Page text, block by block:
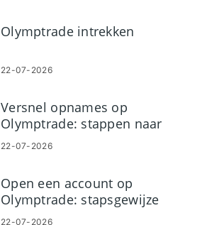
Olymptrade intrekken
22-07-2026
Versnel opnames op
Olymptrade: stappen naar
snellere uitbetalingen
22-07-2026
Open een account op
Olymptrade: stapsgewijze
installatie en vereisten
22-07-2026